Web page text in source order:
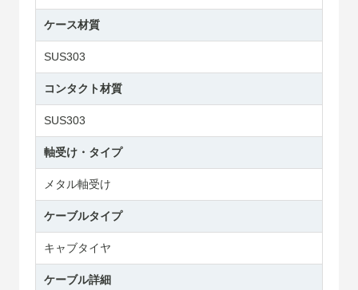
ケース材質
SUS303
コンタクト材質
SUS303
軸受け・タイプ
メタル軸受け
ケーブルタイプ
キャブタイヤ
ケーブル詳細